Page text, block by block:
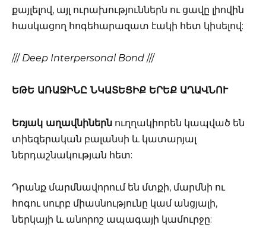
քայլելով, այլ ուրախություններն ու ցավը լիովին
հասկացող հոգեհարազատ էակի հետ կիսելով:
/// Deep Interpersonal Bond ///
ԵԹԵ ԱՌԱՋԻՆԸ ՆԿԱՏԵՑԻՔ ԵՐԵՔ ԱՂԱՎՆՈՒ
Եռյակ աղավնիներն ուղղակիորեն կապված են
տիեզերական բալանսի և կատարյալ
ներդաշնակության հետ:
Դրանք մարմնավորում են մտքի, մարմնի ու
հոգու սուրբ միասնությունը կամ անցյալի,
ներկայի և անորոշ ապագայի կամուրջը: